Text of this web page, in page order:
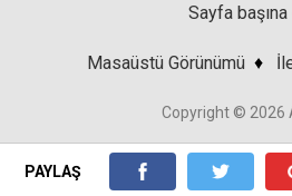
PAYLAŞ
Sayfa
Masaüstü Görünümü ♦
Copyright © 2026